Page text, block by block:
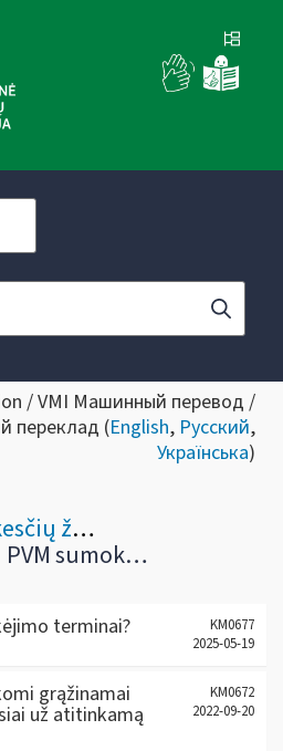
/ VMI Машинный перевод /
переклад (English, Русский,
Українська)
žinynas
PVM sumokėjimas, grąžintino PVM apskaičiavimas, PVM permokos įskaitymas ir grąžinimas (90-94 str.)
terminai?
KM0677
2025-05-19
grąžinamai
už atitinkamą
KM0672
2022-09-20